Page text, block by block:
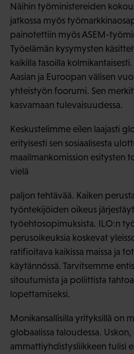
Näihin työministereiden
jatkossa myös
painotettiin myös ASEM-
Työelämän kysymysten
kaikilla tasoilla
Aasian ja Euroopan välisen
yhteistyön foorumi. Sen
kasvamaan tulevaisuudessa.
Keskustelimme eilen laajasti
erityisesti sen sosiaalisesta
maailmankomission esitysten
vielä
paljon tehtävää. Kaiken
työntekijöiden oikeus
työehtosopimuksista. ILO:n
perusoikeuksia koskevat
ratifioitava kaikissa maissa ja
käytännössä. Tarvitsemme
sitoutumista ja poliittista
lopettamiseksi.
Monikansallisilla yrityksillä on
globaalissa taloudessa. Uskon,
ammattiyhdistysliikkeen tulisi